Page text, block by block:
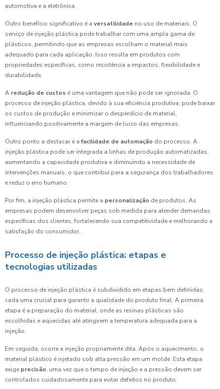
automotiva e a eletrônica.
Outro benefício significativo é a versatilidade no uso de materiais. O
serviço de injeção plástica pode trabalhar com uma ampla gama de
plásticos, permitindo que as empresas escolham o material mais
adequado para cada aplicação. Isso resulta em produtos com
propriedades específicas, como resistência a impactos, flexibilidade e
durabilidade.
A redução de custos é uma vantagem que não pode ser ignorada. O
processo de injeção plástica, devido à sua eficiência produtiva, pode baixar
os custos de produção e minimizar o desperdício de material,
influenciando positivamente a margem de lucro das empresas.
Outro ponto a destacar é a facilidade de automação do processo. A
injeção plástica pode ser integrada a linhas de produção automatizadas,
aumentando a capacidade produtiva e diminuindo a necessidade de
intervenções manuais, o que contribui para a segurança dos trabalhadores
e reduz o erro humano.
Por fim, a injeção plástica permite a personalização de produtos. As
empresas podem desenvolver peças sob medida para atender demandas
específicas dos clientes, fortalecendo sua competitividade e melhorando a
satisfação do consumidor.
Processo de injeção plástica: etapas e
tecnologias utilizadas
O processo de injeção plástica é subdividido em etapas bem definidas,
cada uma crucial para garantir a qualidade do produto final. A primeira
etapa é a preparação do material, onde as resinas plásticas são
escolhidas e aquecidas até atingirem a temperatura adequada para a
injeção.
Em seguida, ocorre a injeção propriamente dita. Após o aquecimento, o
material plástico é injetado sob alta pressão em um molde. Esta etapa
exige precisão, uma vez que o tempo de injeção e a pressão devem ser
controlados cuidadosamente para evitar defeitos no produto.